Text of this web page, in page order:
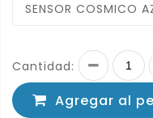
SENSOR COSMICO
Cantidad:
Agregar al